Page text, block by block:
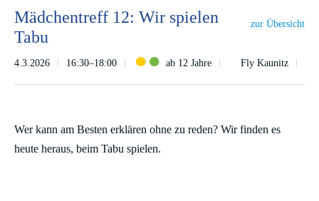
Mädchentreff 12: Wir spielen
Tabu
zur Übersicht
4.3.2026 16:30–18:00 ab 12 Jahre Fly Kaunitz
Wer kann am Besten erklären ohne zu reden? Wir finden es
heute heraus, beim Tabu spielen.